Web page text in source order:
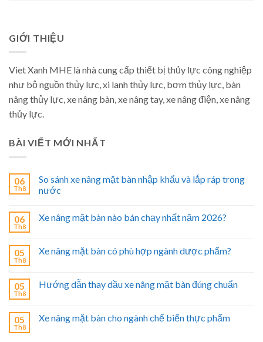
GIỚI THIỆU
Viet Xanh MHE là nhà cung cấp thiết bị thủy lực công nghiệp
như bộ nguồn thủy lực, xi lanh thủy lực, bơm thủy lực, bàn
nâng thủy lực, xe nâng bàn, xe nâng tay, xe nâng điện, xe nâng
thủy lực.
BÀI VIẾT MỚI NHẤT
06
Th8
So sánh xe nâng mặt bàn nhập khẩu và lắp ráp trong
nước
06
Th8
Xe nâng mặt bàn nào bán chạy nhất năm 2026?
05
Th8
Xe nâng mặt bàn có phù hợp ngành dược phẩm?
05
Th8
Hướng dẫn thay dầu xe nâng mặt bàn đúng chuẩn
05
Th8
Xe nâng mặt bàn cho ngành chế biến thực phẩm